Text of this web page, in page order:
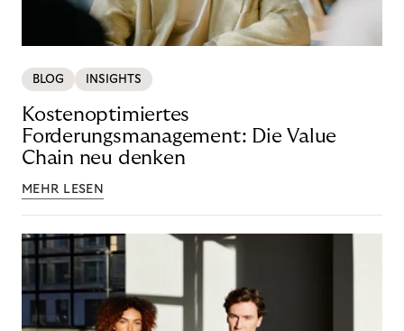
BLOG INSIGHTS
Kostenoptimiertes
Forderungsmanagement: Die Value
Chain neu denken
MEHR LESEN